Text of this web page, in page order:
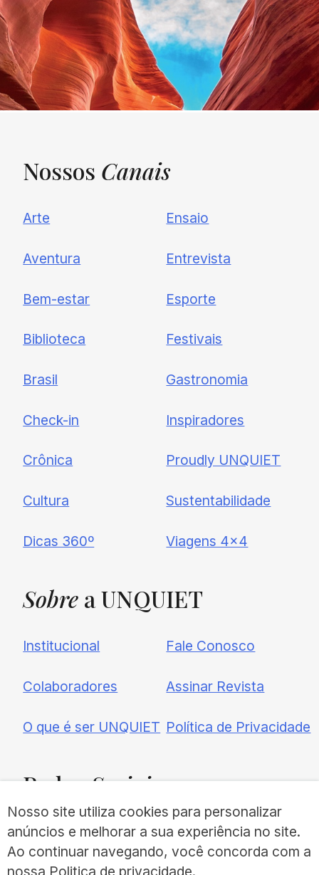
UNQUIET
Newsletter
nossas novidades.
Nossos Canais
Arte
Aventura
Bem-estar
Biblioteca
Brasil
Check-in
Crônica
Cultura
Dicas 360º
Ensaio
Entrevista
Esporte
Festivais
Gastronomia
Inspiradores
Proudly UNQUIET
Sustentabilidade
Viagens 4×4
Sobre a UNQUIET
Institucional
Colaboradores
O que é ser UNQUIET
Fale Conosco
Assinar Revista
Política de Privacidade
RedesSociais
Nosso site utiliza cookies para personalizar
anúncios e melhorar a sua experiência no site.
Ao continuar navegando, você concorda com a